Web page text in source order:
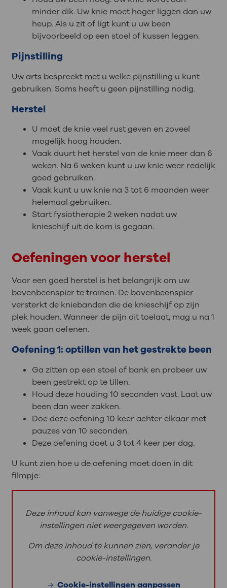
minder dik. Uw knie moet hoger liggen dan uw
heup. Als u zit of ligt kunt u uw been
bijvoorbeeld op een stoel of kussen leggen.
Pijnstilling
Uw arts bespreekt met u welke pijnstilling u kunt
gebruiken. Soms heeft u geen pijnstilling nodig.
Herstel
U moet de knie veel rust geven en zoveel
mogelijk hoog houden.
Vaak duurt het herstel van de knie meer dan 6
weken. Na 6 weken kunt u uw knie weer redelijk
goed gebruiken.
Vaak kunt u uw knie na 3 tot 6 maanden weer
helemaal gebruiken.
Start fysiotherapie 2 weken nadat uw
knieschijf uit de kom is gegaan.
Oefeningen voor herstel
Voor een goed herstel is het belangrijk om uw
bovenbeenspier te trainen. De bovenbeenspier
versterkt de kniebanden die de knieschijf op zijn
plek houden. Wanneer de pijn dit toelaat, mag u na 1
week gaan oefenen.
Oefening 1: optillen van het gestrekte been
Ga zitten op een stoel of bank en probeer uw
been gestrekt op te tillen.
Houd deze houding 10 seconden vast. Laat uw
been dan weer zakken.
Doe deze oefening 10 keer achter elkaar met
pauzes van 10 seconden.
Deze oefening doet u 3 tot 4 keer per dag.
U kunt zien hoe u de oefening moet doen in dit
filmpje:
Deze inhoud kan vanwege de huidige cookie-
instellingen niet weergegeven worden.
Om deze inhoud te kunnen zien, verander je
cookie-instellingen.
Cookie-instellingen aanpassen